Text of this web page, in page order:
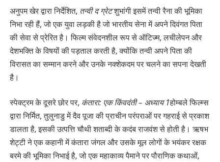
अनुपम खेर द्वारा निर्देशित, तन्वी द ग्रेटशुभांगी इसमें तन्वी रैना की भूमिका
निभा रही हैं, जो एक युवा लड़की है जो भारतीय सेना में अपने दिवंगत पिता
की सेवा से प्रेरित है। फिल्म संवेदनशील रूप से ऑटिज्म, लचीलेपन और
देशभक्ति के विषयों की पड़ताल करती है, क्योंकि तन्वी अपने पिता की
विरासत का सम्मान करने और उनके नक्शेकदम पर चलने का सपना देखती
है।
स्पेक्ट्रम के दूसरे छोर पर, कंतारा: एक किंवदंती – अध्याय 1होम्बले फिल्म्स
द्वारा निर्मित, तुलुनाडु में दैव पूजा की प्राचीन परंपराओं पर गहराई से प्रकाश
डालता है, इसकी उत्पत्ति चौथी शताब्दी के कदंब राजवंश से होती है। ऋषभ
शेट्टी ने एक कहानी में कंतारा जंगल और उसके मूल लोगों के भयंकर रक्षक
बरमे की भूमिका निभाई है, जो एक महाकाव्य पैमाने पर पौराणिक कथाओं,